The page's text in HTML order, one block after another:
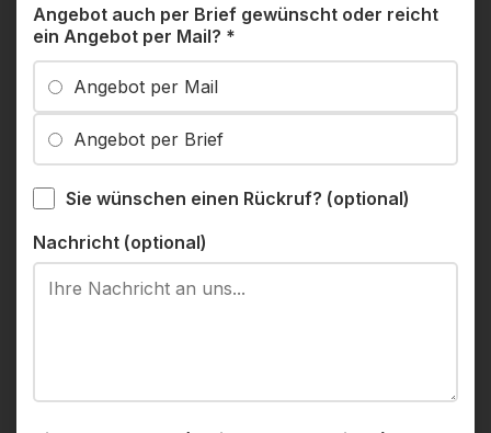
Angebot auch per Brief gewünscht oder reicht
ein Angebot per Mail? *
Angebot per Mail
Angebot per Brief
Sie wünschen einen Rückruf? (optional)
Nachricht (optional)